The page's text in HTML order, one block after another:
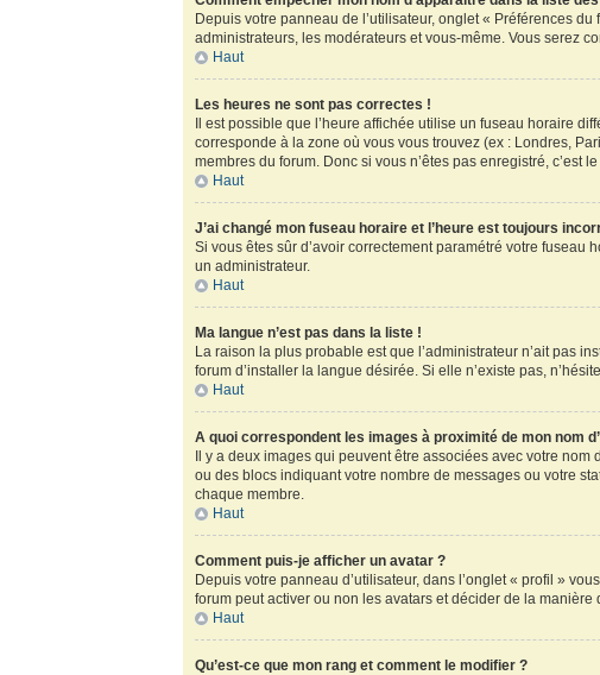
Depuis votre panneau de l’utilisateur, onglet « Préférences
administrateurs, les modérateurs et vous-même. Vous serez
Haut
Les heures ne sont pas correctes !
Il est possible que l’heure affichée utilise un fuseau horaire
corresponde à la zone où vous vous trouvez (ex : Londres,
membres du forum. Donc si vous n’êtes pas enregistré, c’est
Haut
J’ai changé mon fuseau horaire et l’heure est toujours
Si vous êtes sûr d’avoir correctement paramétré votre fuseau
un administrateur.
Haut
Ma langue n’est pas dans la liste !
La raison la plus probable est que l’administrateur n’ait pas
forum d’installer la langue désirée. Si elle n’existe pas,
Haut
A quoi correspondent les images à proximité de mon nom
Il y a deux images qui peuvent être associées avec votre
ou des blocs indiquant votre nombre de messages ou votre
chaque membre.
Haut
Comment puis-je afficher un avatar ?
Depuis votre panneau d’utilisateur, dans l’onglet « profil »
forum peut activer ou non les avatars et décider de la
Haut
Qu’est-ce que mon rang et comment le modifier ?